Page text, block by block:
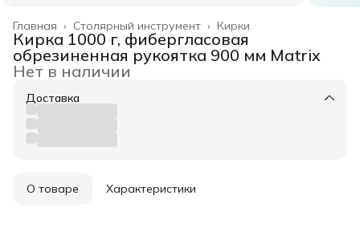
Кирки
Столярный инструмент ›
Главная ›
Кирка 1000 г, фибергласовая
обрезиненная рукоятка 900 мм Matrix
Нет в наличии
Доставка
О товаре Характеристики